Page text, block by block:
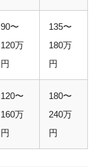
90〜
120万
円
135〜
180万
円
120〜
160万
円
180〜
240万
円